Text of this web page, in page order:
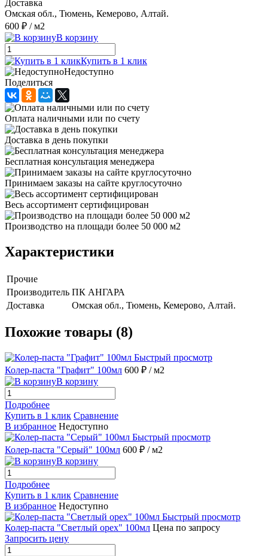
Доставка
Омская обл., Тюмень, Кемерово, Алтай.
600 ₽ / м2
В корзину
Купить в 1 клик
Недоступно
Поделиться
Оплата наличными или по счету
Доставка в день покупки
Бесплатная консультация менеджера
Принимаем заказы на сайте круглосуточно
Весь ассортимент сертифицирован
Производство на площади более 50 000 м2
Характеристики
Прочие
Производитель ПК АНГАРА
Доставка
Омская обл., Тюмень, Кемерово, Алтай.
Похожие товары (8)
Быстрый просмотр
Колер-паста "Графит" 100мл 600 ₽ / м2
В корзину
Подробнее
Купить в 1 клик Сравнение
В избранное Недоступно
Быстрый просмотр
Колер-паста "Серый" 100мл 600 ₽ / м2
В корзину
Подробнее
Купить в 1 клик Сравнение
В избранное Недоступно
Быстрый просмотр
Колер-паста "Светлый орех" 100мл Цена по запросу
Запросить цену